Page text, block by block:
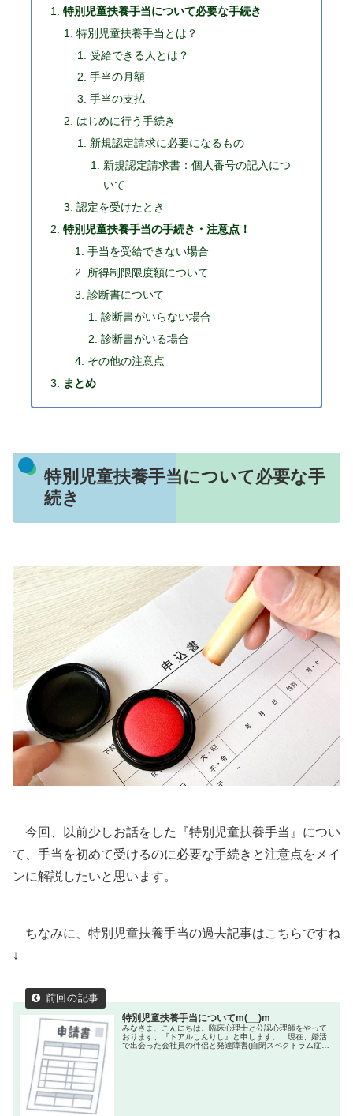
特別児童扶養手当について必要な手続き
特別児童扶養手当とは？
受給できる人とは？
手当の月額
手当の支払
はじめに行う手続き
新規認定請求に必要になるもの
新規認定請求書：個人番号の記入につ
いて
認定を受けたとき
特別児童扶養手当の手続き・注意点！
手当を受給できない場合
所得制限限度額について
診断書について
診断書がいらない場合
診断書がいる場合
その他の注意点
まとめ
特別児童扶養手当について必要な手
続き
今回、以前少しお話をした『特別児童扶養手当』につい
て、手当を初めて受けるのに必要な手続きと注意点をメイ
ンに解説したいと思います。
ちなみに、特別児童扶養手当の過去記事はこちらですね
↓
特別児童扶養手当についてm(__)m
みなさま、こんにちは。臨床心理士と公認心理師をやって
おります、『トアルしんりし』と申します。 現在、婚活
で出会った会社員の伴侶と発達障害(自閉スペクトラム症と